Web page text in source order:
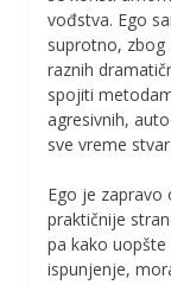
vođstva. Ego
suprotno,
raznih
spojiti
agresivnih,
sve vreme
Ego je zapravo
praktičnije
pa kako
ispunjenje,